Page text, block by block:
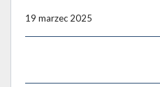
19 marzec 2025